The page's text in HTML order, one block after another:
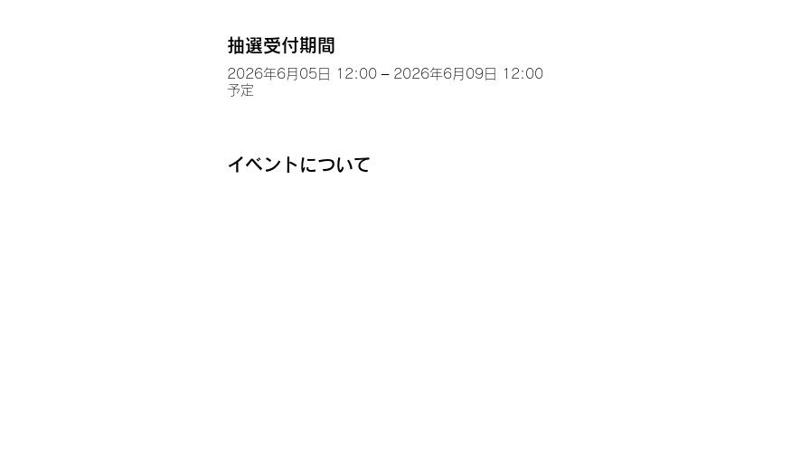
抽選受付期間
2026年6月05日 12:00 – 2026年6月09日 12:00
予定
イベントについて